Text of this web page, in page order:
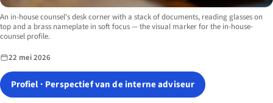
Image description:
An in-house counsel's desk corner with a stack of documents, reading glasses on
top and a brass nameplate in soft focus — the visual marker for the in-house-
counsel profile.
22 mei 2026
Profiel · Perspectief van de interne adviseur